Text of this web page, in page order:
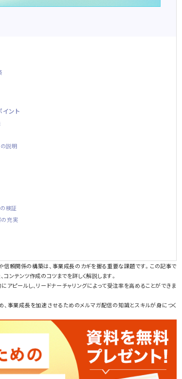
ント
説明
検証
の充実
信頼関係の構築は、事業成長のカギを握る重要な課題です。この記事で
ンテンツ作成のコツまでを詳しく解説します。
ピールし、リードナーチャリングによって受注率を高めることができま
事業成長を加速させるためのメルマガ配信の知識とスキルが身につく